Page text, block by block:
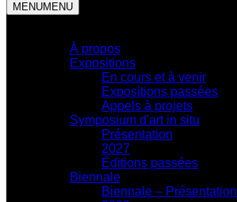
MENUMENU
À propos
Expositions
En cours et à venir
Expositions passées
Appels à projets
Symposium d'art in situ
Présentation
2027
Éditions passées
Biennale
Biennale – Présentation